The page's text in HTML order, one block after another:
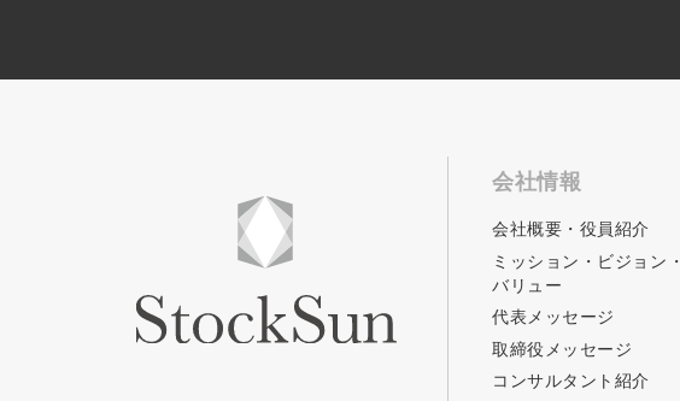
会社情報
会社概要・役員紹介
ミッション・ビジョン・
バリュー
代表メッセージ
取締役メッセージ
コンサルタント紹介